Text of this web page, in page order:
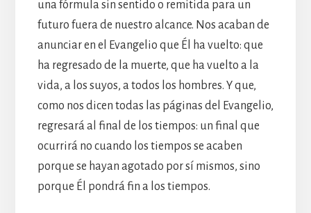
una fórmula sin sentido o remitida para un
futuro fuera de nuestro alcance. Nos acaban de
anunciar en el Evangelio que Él ha vuelto: que
ha regresado de la muerte, que ha vuelto a la
vida, a los suyos, a todos los hombres. Y que,
como nos dicen todas las páginas del Evangelio,
regresará al final de los tiempos: un final que
ocurrirá no cuando los tiempos se acaben
porque se hayan agotado por sí mismos, sino
porque Él pondrá fin a los tiempos.